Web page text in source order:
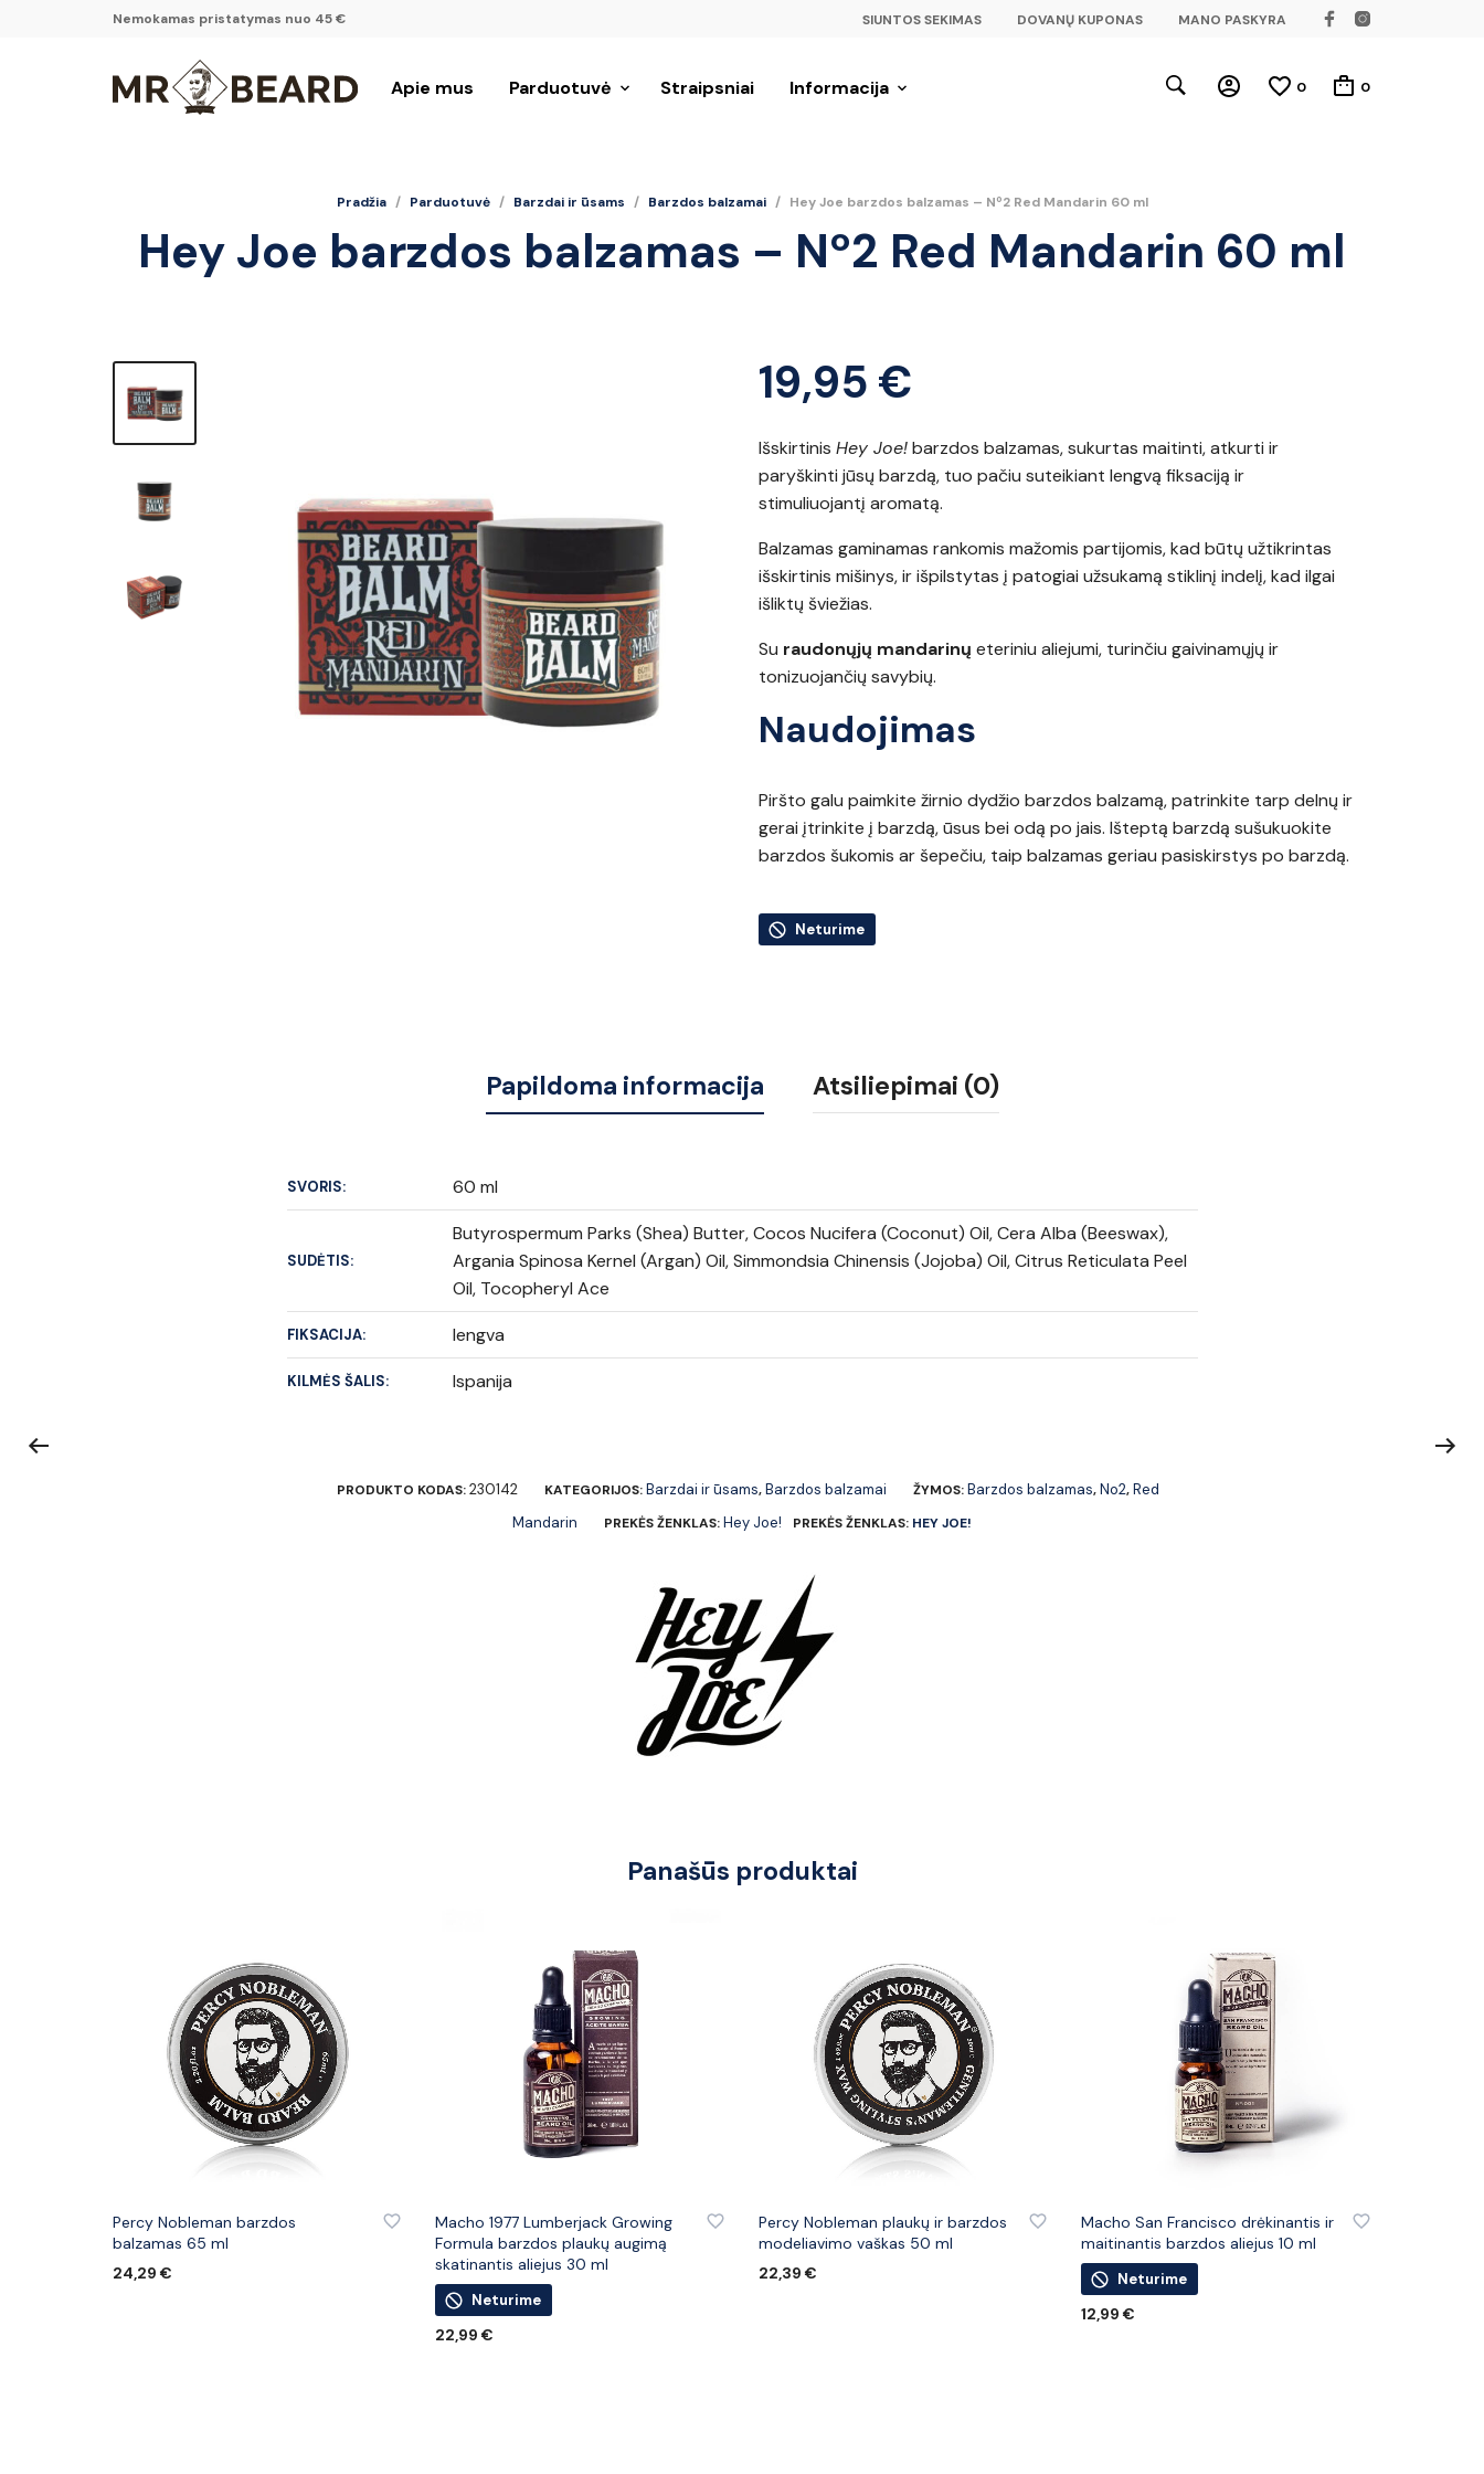
Nemokamas pristatymas nuo 45 € SIUNTOS SEKIMAS DOVANŲ KUPONAS MANO PASKYRA
Apie mus Parduotuvė Straipsniai Informacija 0 0
Pradžia / Parduotuvė / Barzdai ir ūsams / Barzdos balzamai / Hey Joe barzdos balzamas – Nº2 Red Mandarin 60 ml
Hey Joe barzdos balzamas – Nº2 Red Mandarin 60 ml
19,95 €
Išskirtinis Hey Joe!barzdos balzamas, sukurtas maitinti, atkurti ir
paryškinti jūsų barzdą, tuo pačiu suteikiant lengvą fiksaciją ir
stimuliuojantį aromatą.
Balzamas gaminamas rankomis mažomis partijomis, kad būtų užtikrintas
išskirtinis mišinys, ir išpilstytas į patogiai užsukamą stiklinį indelį, kad ilgai
išliktų šviežias.
Su raudonųjų mandarinų eteriniu aliejumi, turinčiu gaivinamųjų ir
tonizuojančių savybių.
Naudojimas
Piršto galu paimkite žirnio dydžio barzdos balzamą, patrinkite tarp delnų ir
gerai įtrinkite į barzdą, ūsus bei odą po jais. Išteptą barzdą sušukuokite
barzdos šukomis ar šepečiu, taip balzamas geriau pasiskirstys po barzdą.
Neturime
Papildoma informacija Atsiliepimai (0)
SVORIS: 60 ml
SUDĖTIS:
Butyrospermum Parks (Shea) Butter, Cocos Nucifera (Coconut) Oil, Cera Alba (Beeswax),
Argania Spinosa Kernel (Argan) Oil, Simmondsia Chinensis (Jojoba) Oil, Citrus Reticulata Peel
Oil, Tocopheryl Ace
FIKSACIJA: lengva
KILMĖS ŠALIS: Ispanija
PRODUKTO KODAS:230142 KATEGORIJOS:Barzdai ir ūsams,Barzdos balzamai ŽYMOS:Barzdos balzamas,No2,Red
Mandarin
PREKĖS ŽENKLAS:Hey Joe! PREKĖS ŽENKLAS: HEY JOE!
Panašūs produktai
Percy Nobleman barzdos
balzamas 65 ml
24,29 €
Macho 1977 Lumberjack Growing
Formula barzdos plaukų augimą
skatinantis aliejus 30 ml
Neturime
22,99€
Percy Nobleman plaukų ir barzdos
modeliavimo vaškas 50 ml
22,39 €
Macho San Francisco drėkinantis ir
maitinantis barzdos aliejus 10 ml
Neturime
12,99€